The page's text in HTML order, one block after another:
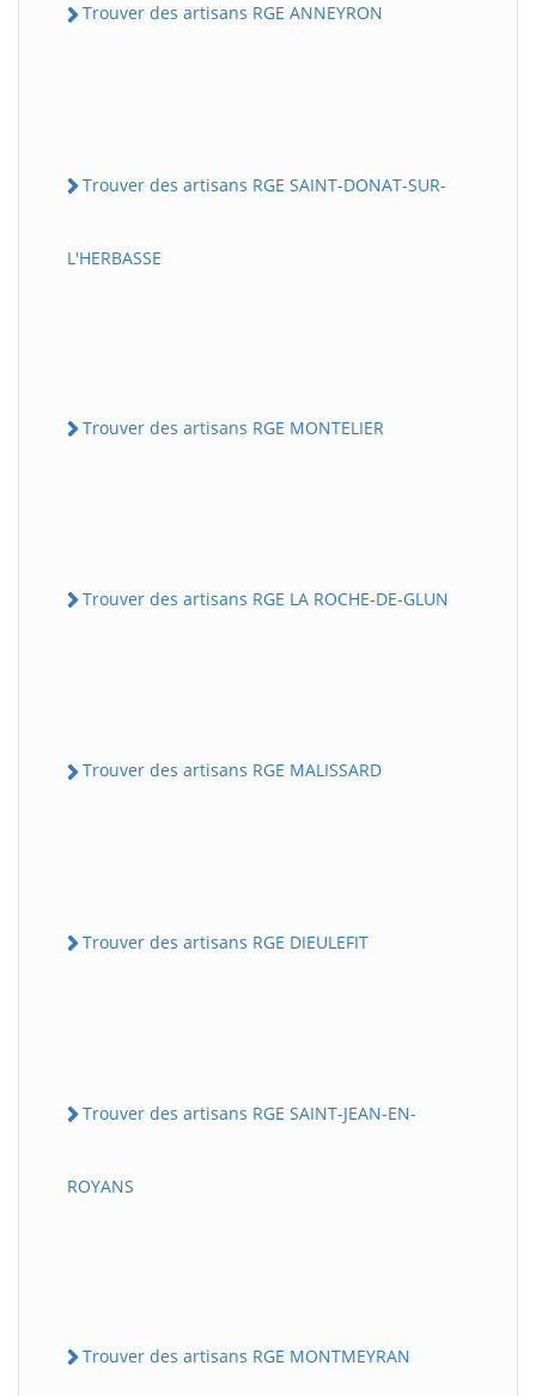
Trouver des artisans RGE ANNEYRON
Trouver des artisans RGE SAINT-DONAT-SUR-
L'HERBASSE
Trouver des artisans RGE MONTELIER
Trouver des artisans RGE LA ROCHE-DE-GLUN
Trouver des artisans RGE MALISSARD
Trouver des artisans RGE DIEULEFIT
Trouver des artisans RGE SAINT-JEAN-EN-
ROYANS
Trouver des artisans RGE MONTMEYRAN